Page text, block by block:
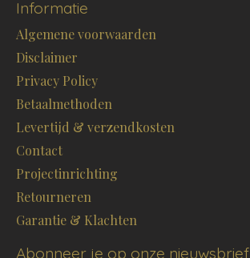
Informatie
Algemene voorwaarden
Disclaimer
Privacy Policy
Betaalmethoden
Levertijd & verzendkosten
Contact
Projectinrichting
Retourneren
Garantie & Klachten
Abonneer je op onze nieuwsbrief